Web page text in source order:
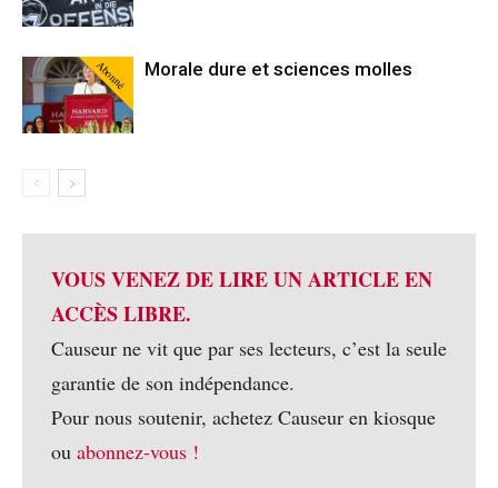
Abonné Morale dure et sciences molles
VOUS VENEZ DE LIRE UN ARTICLE EN
ACCÈS LIBRE.
Causeur ne vit que par ses lecteurs, c’est la seule
garantie de son indépendance.
Pour nous soutenir, achetez Causeur en kiosque
ou abonnez-vous !